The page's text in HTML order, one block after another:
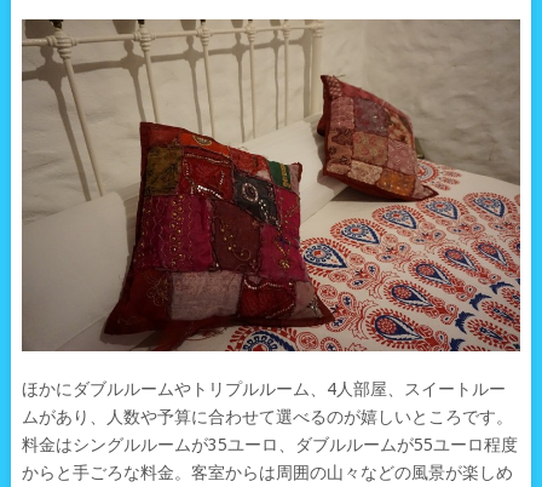
ほかにダブルルームやトリプルルーム、4人部屋、スイートルー
ムがあり、人数や予算に合わせて選べるのが嬉しいところです。
料金はシングルルームが35ユーロ、ダブルルームが55ユーロ程度
からと手ごろな料金。客室からは周囲の山々などの風景が楽しめ